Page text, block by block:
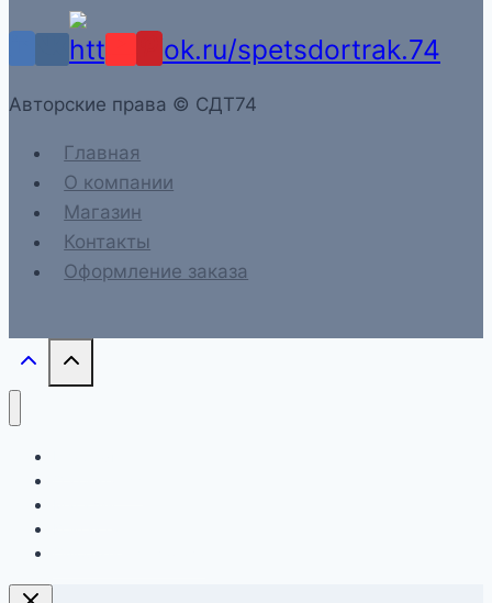
Aвторские права © СДТ74
Главная
О компании
Магазин
Контакты
Оформление заказа